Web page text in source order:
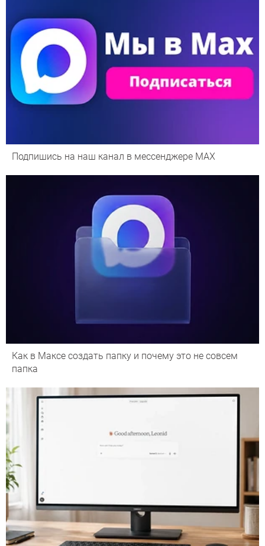
Подпишись на наш канал в мессенджере МАХ
Как в Максе создать папку и почему это не совсем
папка